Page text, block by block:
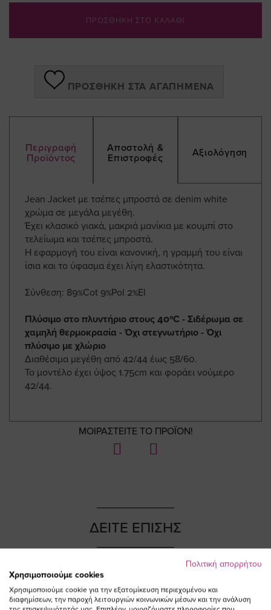
ΠΡΟΣΘΗΚΗ ΣΤΟ ΚΑΛΑΘΙ
ΠΡΟΣΘΉΚΗ ΣΤΑ ΑΓΑΠΗΜΈΝΑ
Περιγραφή
Προϊόντος
Αποστολή &
Επιστροφές
Αξιολόγηση
Jean Jacket με τσέπες μπροστά σε denim white
χρώμα σε μεγάλα μεγέθη.
Έχει κλασικό γιακά, μακριά μανίκια με κουμπί στο
τελείωμα και τσέπες μπροστά.
Η εφαρμογή του είναι κανονική, η γραμμή του είναι
ίσια και το ύφασμα έχει λίγη ελαστικότητα.
Σύνθεση: 89%Cot 9%Pol 2%El
Πλύσιμο στο πλυντήριο στους 40ºC - Σιδέρωμα σε
χαμηλή θερμοκρασία - Όχι στεγνωτήριο - Όχι
πλύσιμο με χλώριο
Διαθέσιμα μεγέθη από 42/44 έως 58/60.
Το μοντέλο έχει ύψος 1.75cm και φοράει νούμερο
42/44.
ΜΟΙΡΑΣΤΕΙΤΕ ΤΟ ΠΡΟΪΟΝ!
ΔΕΙΤΕ ΕΠΙΣΗΣ
Πολιτική απορρήτου
Χρησιμοποιούμε cookies
Χρησιμοποιούμε cookie για την εξατομίκευση περιεχομένου και
διαφημίσεων, την παροχή λειτουργιών κοινωνικών μέσων και την ανάλυση